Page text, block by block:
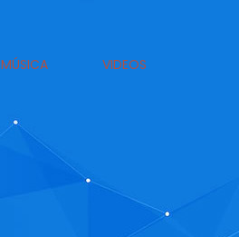
MÚSICA VIDEOS